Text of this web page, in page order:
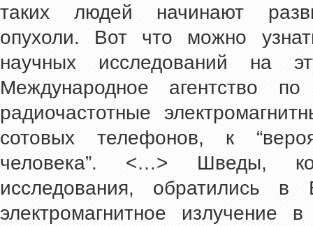
таких людей начинают
опухоли. Вот что можно
научных исследований на
Международное агентство
радиочастотные
сотовых телефонов, к
человека”. <…> Шведы,
исследования, обратились
электромагнитное излучение